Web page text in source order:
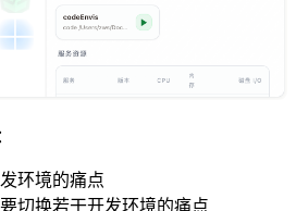
环境的痛点
切换若干开发环境的痛点